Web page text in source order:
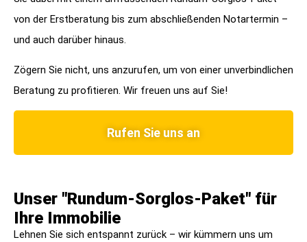
von der Erstberatung bis zum abschließenden Notartermin –
und auch darüber hinaus.
Zögern Sie nicht, uns anzurufen, um von einer unverbindlichen
Beratung zu profitieren. Wir freuen uns auf Sie!
Rufen Sie uns an
Unser "Rundum-Sorglos-Paket" für
Ihre Immobilie​
Lehnen Sie sich entspannt zurück – wir kümmern uns um